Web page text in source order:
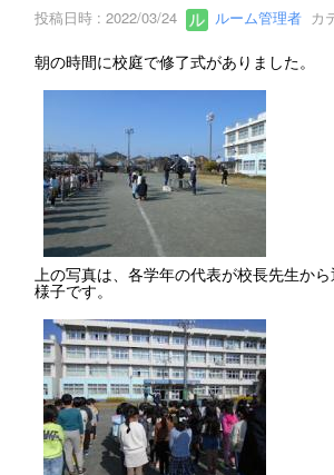
投稿日時 : 2022/03/24 ルーム管理者 カ
朝の時間に校庭で修了式がありました。
上の写真は、各学年の代表が校長先生か
様子です。